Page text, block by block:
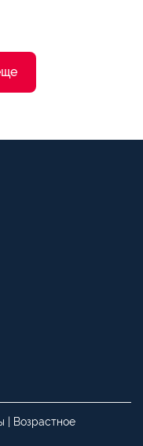
| Возрастное